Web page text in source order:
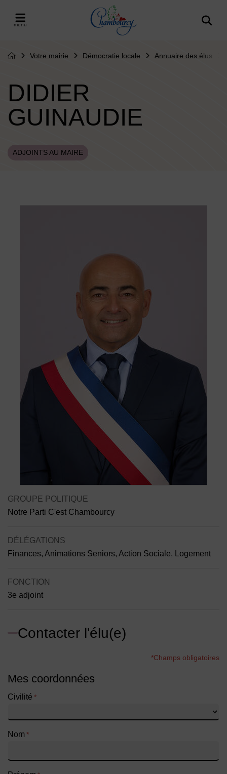
Retour à l'accueil
le menu
Page d'accueil du site
Votre mairie Démocratie locale Annuaire des élus
DIDIER
GUINAUDIE
ADJOINTS AU MAIRE
Contenu de la fiche d'annuaire
GROUPE POLITIQUE
Notre Parti C'est Chambourcy
DÉLÉGATIONS
Finances, Animations Seniors, Action Sociale, Logement
FONCTION
3e adjoint
Contacter l'élu(e)
*Champs obligatoires
Mes coordonnées
Civilité *
Nom *